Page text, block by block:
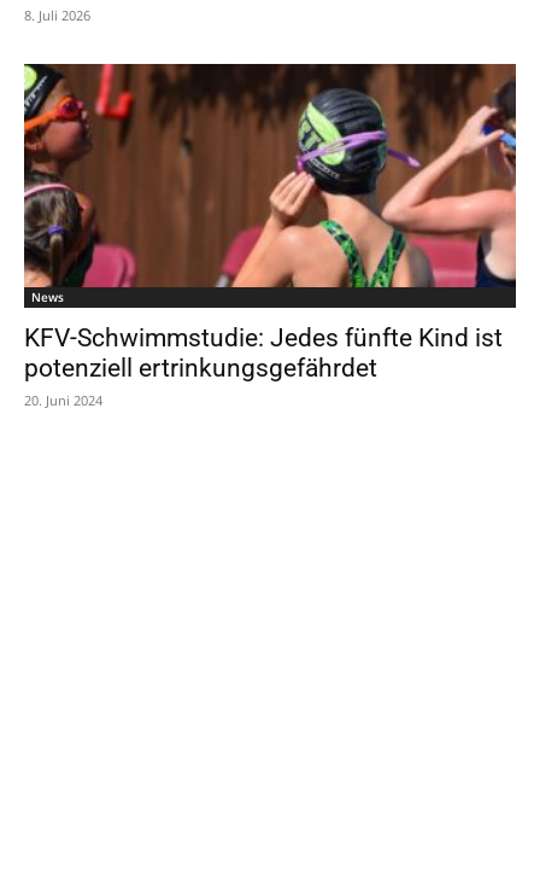
8. Juli 2026
News
KFV-Schwimmstudie: Jedes fünfte Kind ist
potenziell ertrinkungsgefährdet
20. Juni 2024